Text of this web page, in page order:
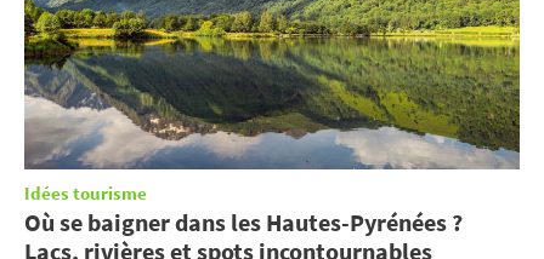
Idées tourisme
Où se baigner dans les Hautes-Pyrénées ?
Lacs, rivières et spots incontournables